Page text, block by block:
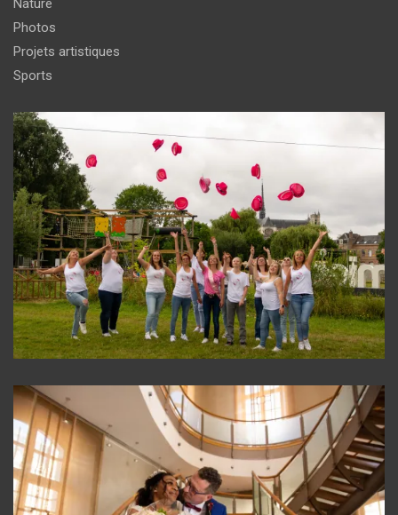
Nature
Photos
Projets artistiques
Sports